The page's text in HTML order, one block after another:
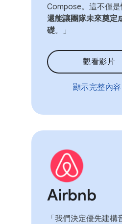
Compose。這不僅是
還能讓團隊未來奠定
礎。」
觀看影片
顯示完整內容
Airbnb
「我們決定優先建構